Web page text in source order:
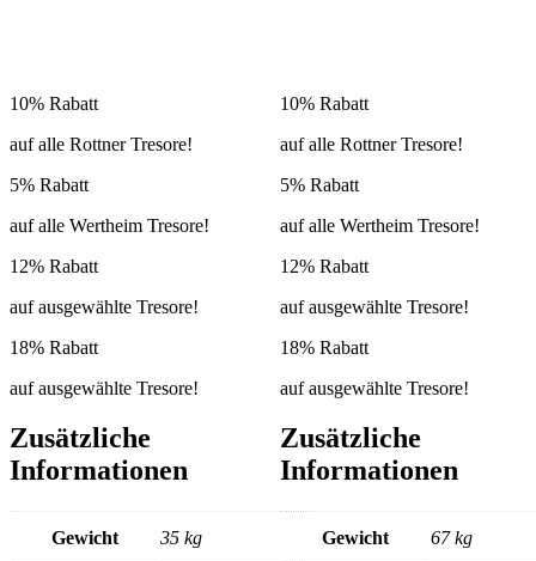
10% Rabatt
auf alle Rottner Tresore!
5% Rabatt
auf alle Wertheim Tresore!
12% Rabatt
auf ausgewählte Tresore!
18% Rabatt
auf ausgewählte Tresore!
Zusätzliche
Informationen
Gewicht 35 kg
10% Rabatt
auf alle Rottner Tresore!
5% Rabatt
auf alle Wertheim Tresore!
12% Rabatt
auf ausgewählte Tresore!
18% Rabatt
auf ausgewählte Tresore!
Zusätzliche
Informationen
Gewicht 67 kg